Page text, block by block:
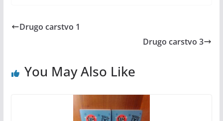
Drugo carstvo 1
Drugo carstvo 3
You May Also Like